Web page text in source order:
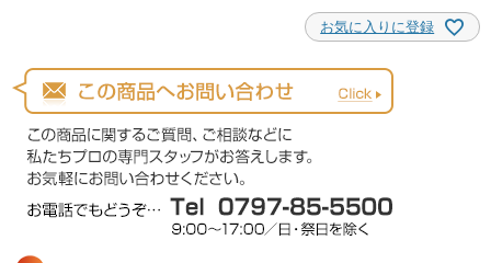
お気に入りに登録